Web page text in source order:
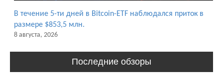
В течение 5-ти дней в Bitcoin-ETF наблюдался приток в
размере $853,5 млн.
8 августа, 2026
Последние обзоры